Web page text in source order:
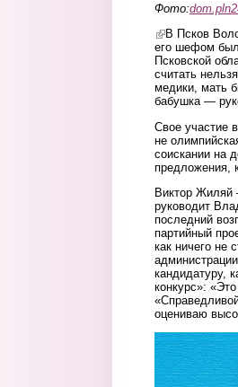
Фото:
(link is external)
В Псков
его шефом был
Псковской
считать
медики, мать
бабушка —
Свое участие
не
соискании на
предложения,
Виктор Жиляй
руководит
последний
партийный
как ничего не
кандидатуру,
конкурс»:
оцениваю
zhilyay.jpg